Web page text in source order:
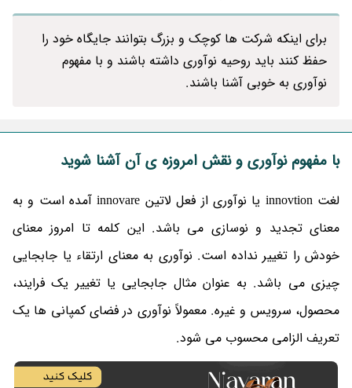
برای اینکه شرکت ها کوچک و بزرگ بتوانند جایگاه خود را
حفظ کنند باید روحیه نوآوری داشته باشند و با مفهوم
نوآوری به خوبی آشنا باشند.
با مفهوم نوآوری و نقش امروزه ی آن آشنا شوید
لغت innovtion یا نوآوری از فعل لاتین innovare آمده است و به
معنای تجدید و نوسازی می باشد. این کلمه تا امروز معنای
خودش را تغییر نداده است. نوآوری به معنای ارتقاء یا جابجایی
چیزی می باشد. به عنوان مثال جابجایی یا تغییر یک فرایند،
محصول، سرویس و غیره. معمولاً نوآوری در فضای کمپانی ها یک
تعریف الزامی محسوب می شود.